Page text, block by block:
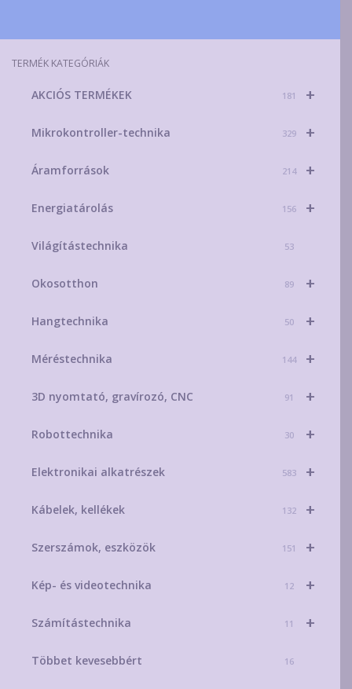
TERMÉK KATEGÓRIÁK
+
AKCIÓS TERMÉKEK 181
+
Mikrokontroller-technika 329
+
Áramforrások 214
+
Energiatárolás 156
Világítástechnika 53
+
Okosotthon 89
+
Hangtechnika 50
+
Méréstechnika 144
+
3D nyomtató, gravírozó, CNC 91
+
Robottechnika 30
+
Elektronikai alkatrészek 583
+
Kábelek, kellékek 132
+
Szerszámok, eszközök 151
+
Kép- és videotechnika 12
+
Számítástechnika 11
Többet kevesebbért 16